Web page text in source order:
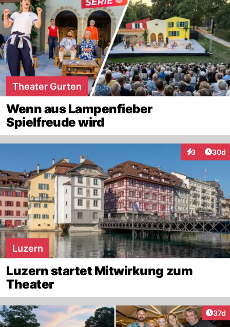
Theater Gurten
Wenn aus Lampenfieber
Spielfreude wird
3
Interaktionen
30d
Luzern
Luzern startet Mitwirkung zum
Theater
37d